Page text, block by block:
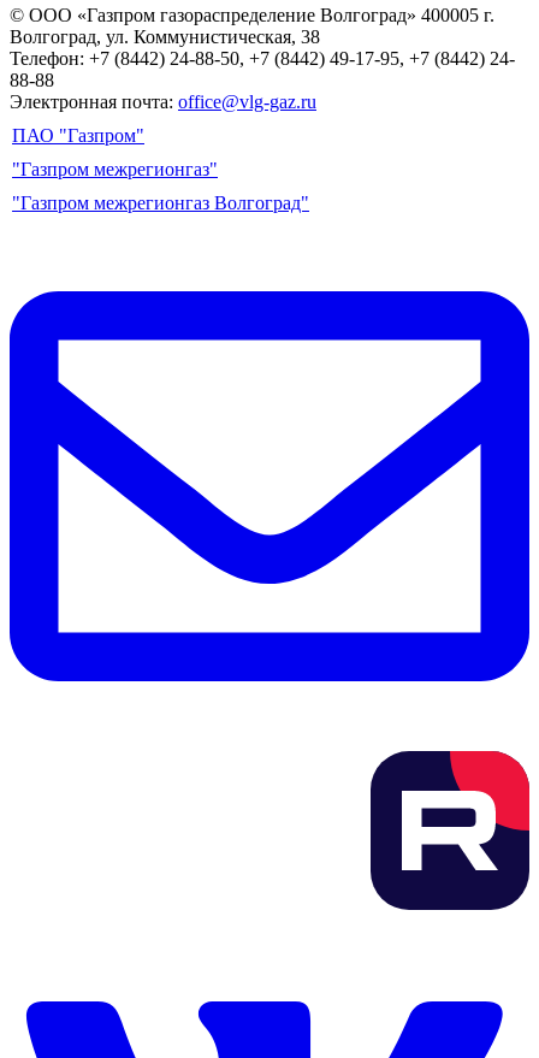
© ООО «Газпром газораспределение Волгоград» 400005 г.
Волгоград, ул. Коммунистическая, 38
Телефон: +7 (8442) 24-88-50, +7 (8442) 49-17-95, +7 (8442) 24-
88-88
Электронная почта: office@vlg-gaz.ru
ПАО "Газпром"
"Газпром межрегионгаз"
"Газпром межрегионгаз Волгоград"